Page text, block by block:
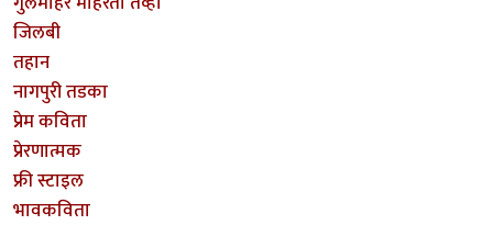
जिलबी
तहान
नागपुरी तडका
प्रेम कविता
प्रेरणात्मक
फ्री स्टाइल
भावकविता